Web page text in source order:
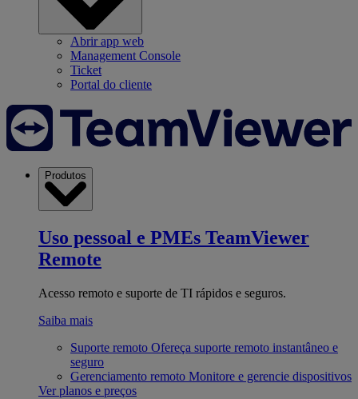
Abrir app web
Management Console
Ticket
Portal do cliente
Produtos
Uso pessoal e PMEs TeamViewer
Remote
Acesso remoto e suporte de TI rápidos e seguros.
Saiba mais
Suporte remoto Ofereça suporte remoto instantâneo e
seguro
Gerenciamento remoto Monitore e gerencie dispositivos
Ver planos e preços